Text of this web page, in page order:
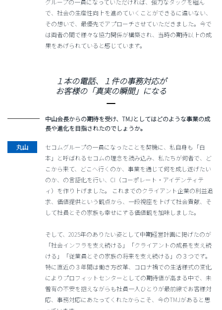
グループの一員になっていただければ、強力なタッグを組ん
で、社会の生産性向上を進めていくことができるに違いない、
その想いで、最優先でアプローチさせていただきました。今で
は両者の間で様々な協力関係が構築され、当時の期待以上の成
果をあげられていると感じています。
１本の電話、１件の事務対応が
お客様の「真実の瞬間」になる
中山会長からの期待を受け、TMJとしてはどのような事業の成
長や進化を目指されたのでしょうか。
セコムグループの一員になったことを契機に、私自身も「白
本」と呼ばれるセコムの理念を読み込み、私たちが何者で、ど
こから来て、どこへ行くのか、事業を通じて何を成し遂げたい
のか、の言語化を行い、CI（コーポレート・アイデンティテ
ィ）を作り上げました。 これまでのクライアント企業の利益追
求、価値提供という観点から、一段視座を上げて社会貢献、そ
して社員とその家族も幸せにする価値観を加味しました。
そして、2025年のありたい姿として中期経営計画に掲げたのが
「社会インフラを支え続ける」「クライアントの成長を支え続
ける」「従業員とその家族の将来を支え続ける」の３つです。
特に直近の３年間は働き方改革、コロナ禍での生活様式の変化
によりプロフィットセンターとしての期待値が高まる中で、未
曽有の不安を抱えながらも社員一人ひとりが最前線でお客様対
応、事務対応にあたってくれたからこそ、今のTMJがあると思